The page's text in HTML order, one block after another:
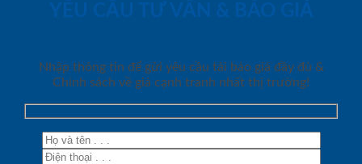
YÊU CẦU TƯ VẤN & BÁO GIÁ
Nhập thông tin để gửi yêu cầu tải báo giá đầy đủ &
Chính sách về giá cạnh tranh nhất thị trường!